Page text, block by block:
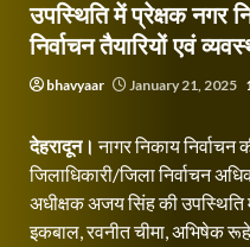
उपस्थिति में प्रेक्षक नगर
निर्वाचन तैयारियों एवं
bhavyaar January 21, 2025
देहरादून। नागर निकाय
जिलाधिकारी/जिला निर्वाचन
अधीक्षक अजय सिंह की उपस्थिति
इकबाल, रवनीत चीमा, अभिषेक